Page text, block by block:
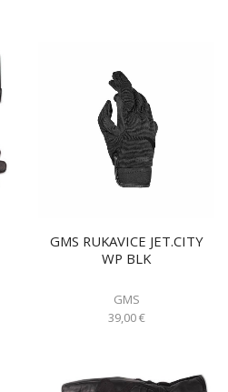
GMS RUKAVICE JET.CITY
WP BLK
GMS
39,00€